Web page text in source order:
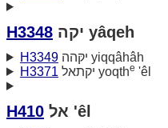
H3348 יקה yâqeh
H3349
יקּהה yiqqâhâh
H3371
יקתאל yoqthe 'êl
H410 אל 'êl